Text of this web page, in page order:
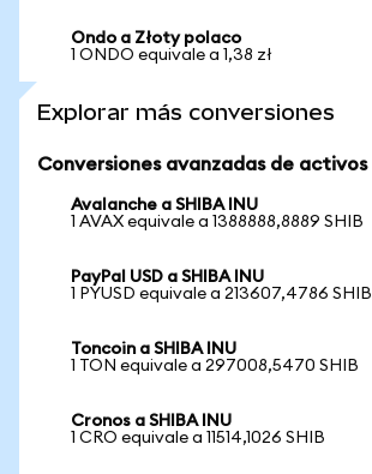
Ondo a Złoty polaco
1 ONDO equivale a 1,38 zł
Explorar más conversiones
Conversiones avanzadas de activos
Avalanche a SHIBA INU
1 AVAX equivale a 1388888,8889 SHIB
PayPal USD a SHIBA INU
1 PYUSD equivale a 213607,4786 SHIB
Toncoin a SHIBA INU
1 TON equivale a 297008,5470 SHIB
Cronos a SHIBA INU
1 CRO equivale a 11514,1026 SHIB